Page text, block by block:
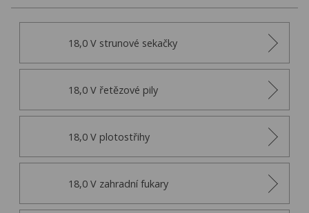
18,0 V strunové sekačky
18,0 V řetězové pily
18,0 V plotostřihy
18,0 V zahradní fukary